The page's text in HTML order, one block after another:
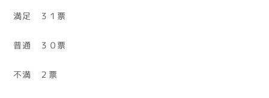
満足 ３１票
普通 ３０票
不満 ２票